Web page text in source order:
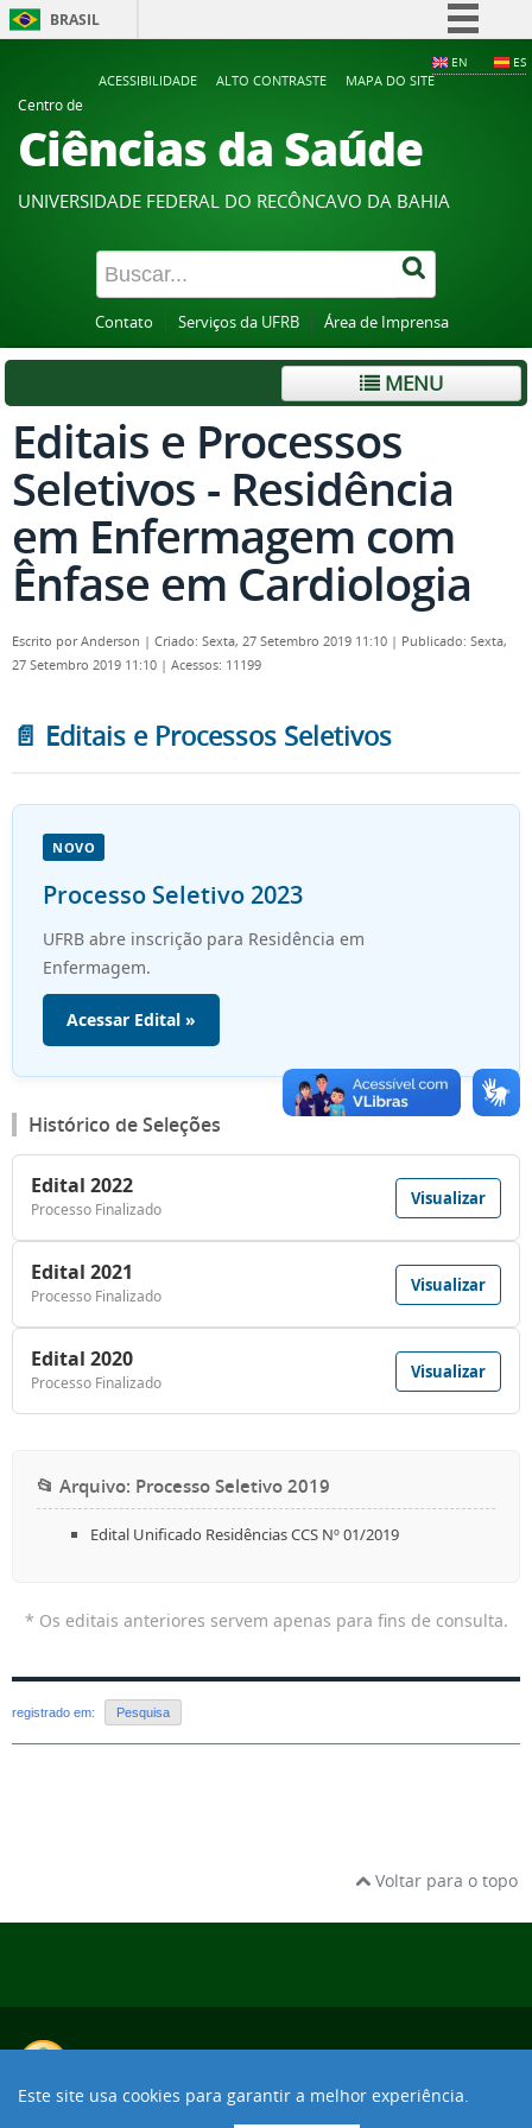
Este site usa cookies para garantir a melhor experiência.
BRASIL
Participe
Acesso à informação
Legislação
Canais
EN ES
ACESSIBILIDADE ALTO CONTRASTE
MAPA DO SITE
Centro de
Ciências da Saúde
UNIVERSIDADE FEDERAL DO RECÔNCAVO DA BAHIA
Contato Serviços da UFRB Área de Imprensa
MENU
Editais e Processos
Seletivos - Residência
em Enfermagem com
Ênfase em Cardiologia
Escrito porAnderson | Criado: Sexta, 27 Setembro 2019 11:10 | Publicado: Sexta,
27 Setembro 2019 11:10 | Acessos: 11199
📄 Editais e Processos Seletivos
NOVO
Processo Seletivo 2023
UFRB abre inscrição para Residência em
Enfermagem.
Acessar Edital »
Histórico de Seleções
Edital 2022
Processo Finalizado
Visualizar
Edital 2021
Processo Finalizado
Visualizar
Edital 2020
Processo Finalizado
Visualizar
📂 Arquivo: Processo Seletivo 2019
Edital Unificado Residências CCS Nº 01/2019
* Os editais anteriores servem apenas para fins de consulta.
registrado em: Pesquisa
Voltar para o topo